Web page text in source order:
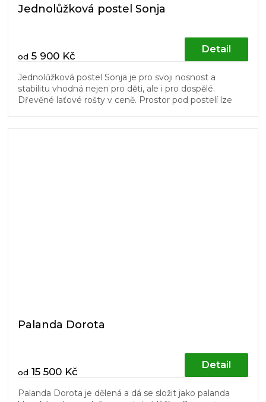
Jednolůžková postel Sonja
od 5 900 Kč
Detail
Jednolůžková postel Sonja je pro svoji nosnost a
stabilitu vhodná nejen pro děti, ale i pro dospělé.
Dřevěné laťové rošty v ceně. Prostor pod postelí lze
Palanda Dorota
od 15 500 Kč
Detail
Palanda Dorota je dělená a dá se složit jako palanda